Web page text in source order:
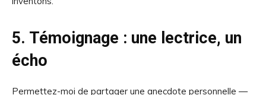
5. Témoignage : une lectrice, un
écho
Permettez-moi de partager une anecdote personnelle —